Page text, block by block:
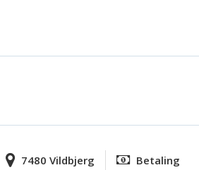
7480 Vildbjerg Betaling